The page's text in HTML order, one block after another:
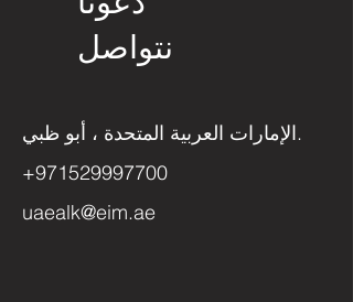
نتواصل
الإمارات العربية المتحدة ، أبو ظبي.
+971529997700
uaealk@eim.ae